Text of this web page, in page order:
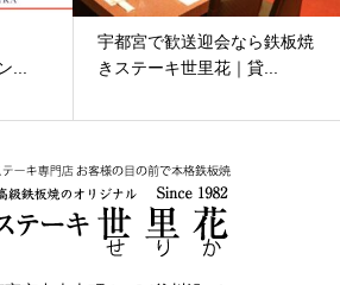
...
宇都宮で歓送迎会なら鉄板焼
きステーキ世里花｜貸...